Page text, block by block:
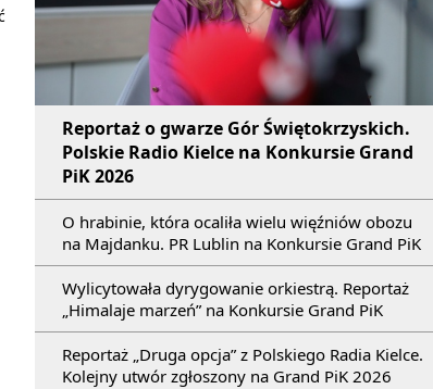
Reportaż o gwarze Gór Świętokrzyskich.
Polskie Radio Kielce na Konkursie Grand
PiK 2026
O hrabinie, która ocaliła wielu więźniów obozu
na Majdanku. PR Lublin na Konkursie Grand PiK
Wylicytowała dyrygowanie orkiestrą. Reportaż
„Himalaje marzeń” na Konkursie Grand PiK
Reportaż „Druga opcja” z Polskiego Radia Kielce.
Kolejny utwór zgłoszony na Grand PiK 2026